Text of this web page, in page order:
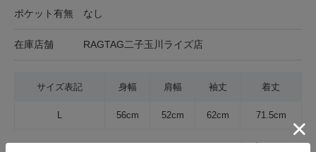
ポケット有無 なし
在庫店舗 RAGTAG二子玉川ライズ店
サイズ表記 身幅 肩幅 袖丈 着丈
56cm 52cm 62cm 71.5cm